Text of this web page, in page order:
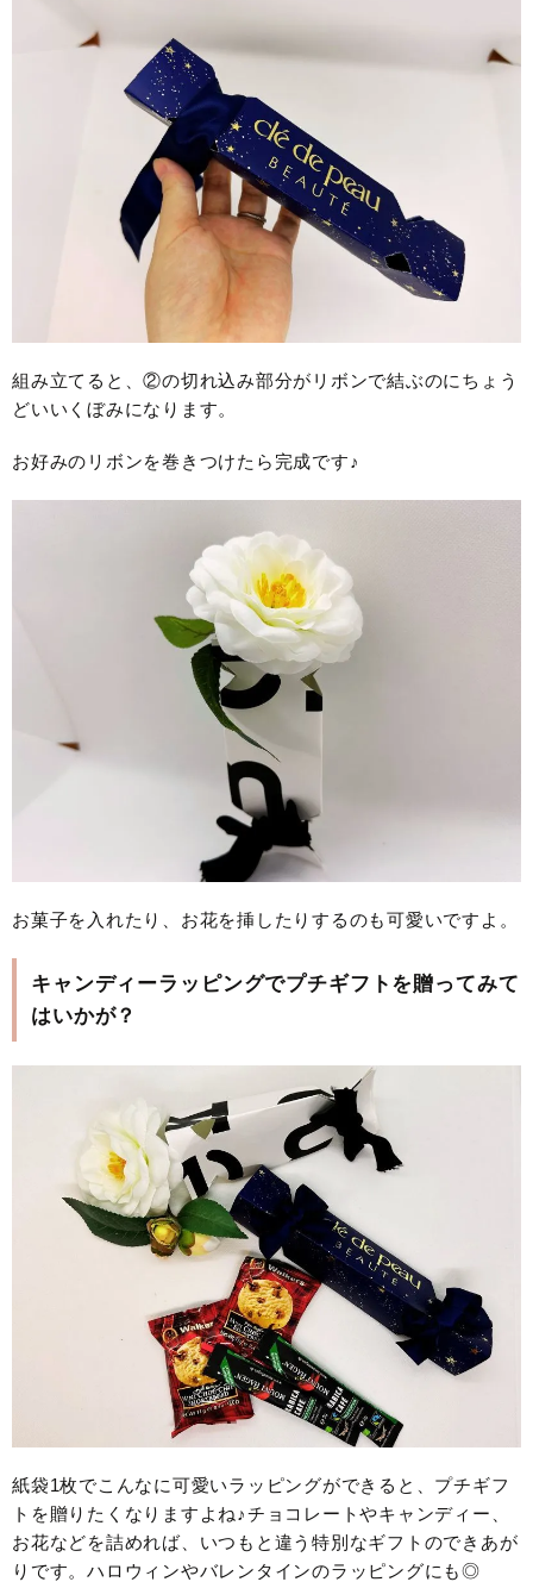
組み立てると、②の切れ込み部分がリボンで結ぶのにちょう
どいいくぼみになります。
お好みのリボンを巻きつけたら完成です♪
お菓子を入れたり、お花を挿したりするのも可愛いですよ。
キャンディーラッピングでプチギフトを贈ってみて
はいかが？
紙袋1枚でこんなに可愛いラッピングができると、プチギフ
トを贈りたくなりますよね♪チョコレートやキャンディー、
お花などを詰めれば、いつもと違う特別なギフトのできあが
りです。ハロウィンやバレンタインのラッピングにも◎